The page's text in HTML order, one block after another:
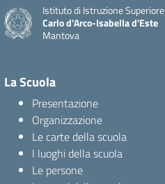
Istituto di Istruzione Superiore
Carlo d'Arco-Isabella d'Este
Mantova
La Scuola
Presentazione
Organizzazione
Le carte della scuola
I luoghi della scuola
Le persone